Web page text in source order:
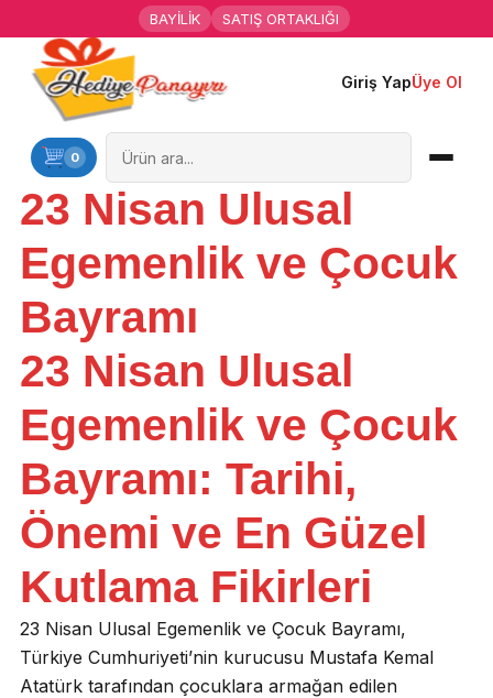
BAYİLİK SATIŞ ORTAKLIĞI
Giriş YapÜye Ol
0
Ana Sayfa
Kişiye Özel Hediyeler
Hediyen Kime
Mesleklere Özel Hediyeler
Özel Günler
Öğrenci Motivasyon Hediyeleri
Yaka Rozeti
Farklı Hediyeler
23 Nisan Ulusal
Egemenlik ve Çocuk
Bayramı
23 Nisan Ulusal
Egemenlik ve Çocuk
Bayramı: Tarihi,
Önemi ve En Güzel
Kutlama Fikirleri
23 Nisan Ulusal Egemenlik ve Çocuk Bayramı,
Türkiye Cumhuriyeti’nin kurucusu Mustafa Kemal
Atatürk tarafından çocuklara armağan edilen